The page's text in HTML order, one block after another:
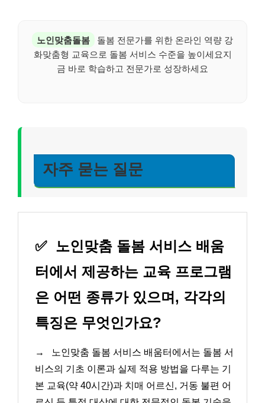
노인맞춤돌봄
돌봄 전문가를 위한 온라인 역량 강
화맞춤형 교육으로 돌봄 서비스 수준을 높이세요지
금 바로 학습하고 전문가로 성장하세요
자주 묻는 질문
✅ 노인맞춤 돌봄 서비스 배움
터에서 제공하는 교육 프로그램
은 어떤 종류가 있으며, 각각의
특징은 무엇인가요?
→
노인맞춤 돌봄 서비스 배움터에서는 돌봄 서
비스의 기초 이론과 실제 적용 방법을 다루는 기
본 교육(약 40시간)과 치매 어르신, 거동 불편 어